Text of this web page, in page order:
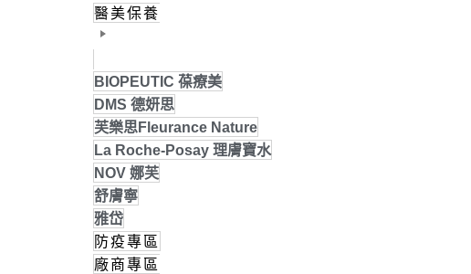
醫美保養
BIOPEUTIC 葆療美
DMS 德妍思
芙樂思Fleurance Nature
La Roche-Posay 理膚寶水
NOV 娜芙
舒膚寧
雅岱
防疫專區
廠商專區